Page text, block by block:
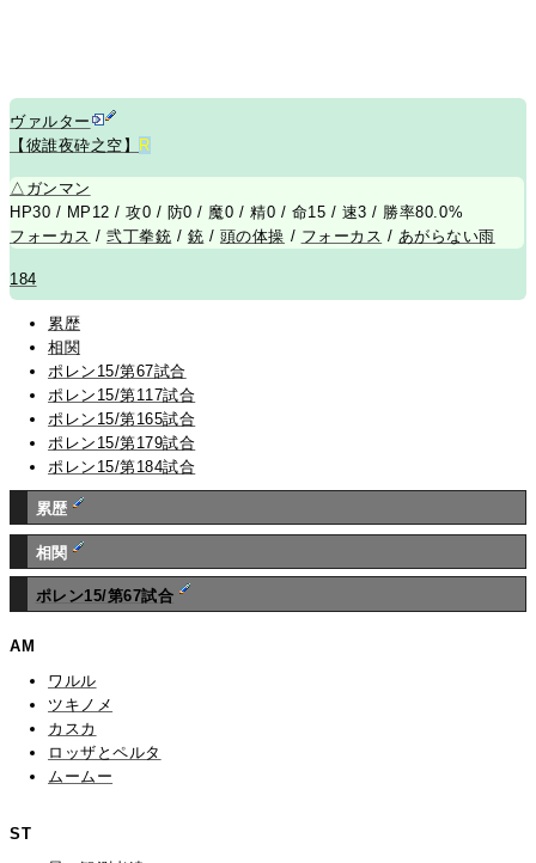
ヴァルター
【彼誰夜砕之空】
R
△ ガンマン
HP30 / MP12 / 攻0 / 防0 / 魔0 / 精0 / 命15 / 速3 / 勝率80.0%
フォーカス /弐丁拳銃 / 銃 / 頭の体操 / フォーカス / あがらない雨
184
累歴
相関
ポレン15/第67試合
ポレン15/第117試合
ポレン15/第165試合
ポレン15/第179試合
ポレン15/第184試合
累歴
相関
ポレン15/第67試合
AM
ワルル
ツキノメ
カスカ
ロッザとペルタ
ムームー
ST